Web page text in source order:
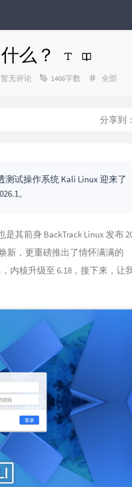
么？
暂无评论 1466字数
分
全部
分享到
测试操作系统 Kali Linux 迎来了
。
其前身 BackTrack Linux 发布
新，更重磅推出了情怀满满的
内核升级至 6.18，接下来，让